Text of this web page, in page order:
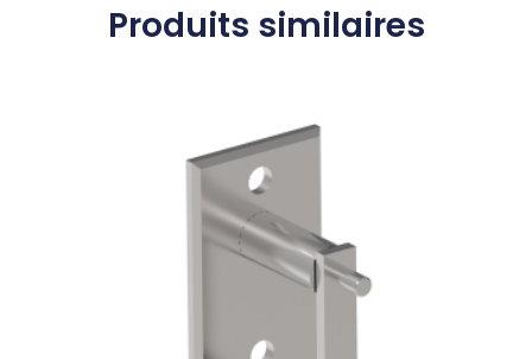
Produits similaires